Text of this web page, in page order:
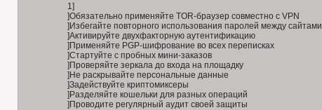
1]
]Обязательно применяйте TOR-браузер совместно с VPN
]Избегайте повторного использования паролей между сайтами
]Активируйте двухфакторную аутентификацию
]Применяйте PGP-шифрование во всех переписках
]Стартуйте с пробных мини-заказов
]Проверяйте зеркала до входа на площадку
]Не раскрывайте персональные данные
]Задействуйте криптомиксеры
]Разделяйте кошельки для разных операций
]Проводите регулярный аудит своей защиты